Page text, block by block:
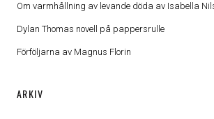
Om varmhållning av levande döda av Isabella
Dylan Thomas novell på pappersrulle
Förföljarna av Magnus Florin
ARKIV